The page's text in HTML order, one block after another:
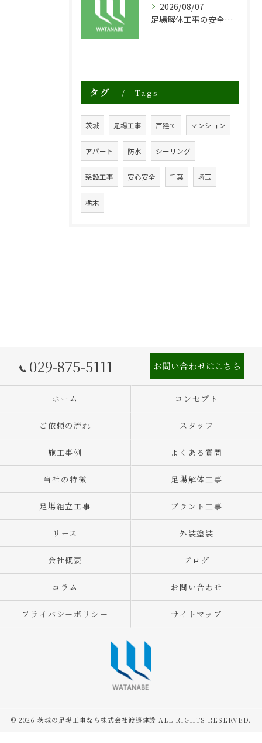
2026/08/07
足場解体工事の安全性と効率化のポイント
タグ Tags
茨城 足場工事 戸建て マンション
アパート 防水 シーリング
架設工事 安心安全 千葉 埼玉
栃木
029-875-5111 お問い合わせはこちら
ホーム コンセプト
ご依頼の流れ スタッフ
施工事例 よくある質問
当社の特徴 足場解体工事
足場組立工事 プラント工事
リース 外装塗装
会社概要 ブログ
コラム お問い合わせ
プライバシーポリシー サイトマップ
© 2026 茨城の足場工事なら株式会社渡邊建設 ALL RIGHTS RESERVED.